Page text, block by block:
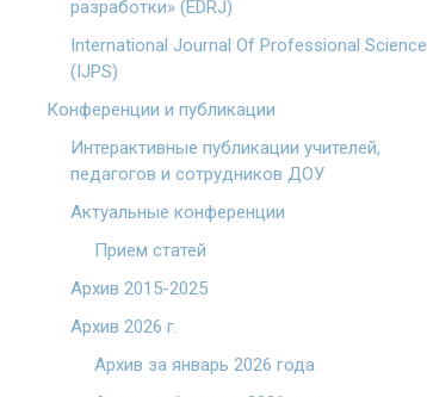
разработки» (EDRJ)
International Journal Of Professional Science
(IJPS)
Конференции и публикации
Интерактивные публикации учителей,
педагогов и сотрудников ДОУ
Актуальные конференции
Прием статей
Архив 2015-2025
Архив 2026 г.
Архив за январь 2026 года